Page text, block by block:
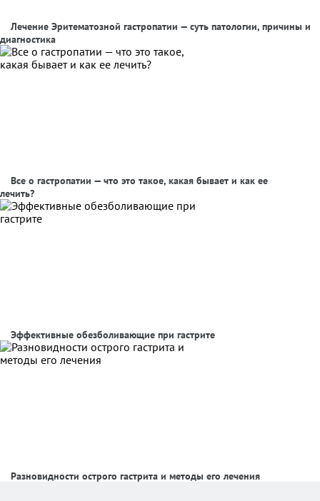
Лечение Эритематозной гастропатии — суть патологии, причины и
диагностика
Все о гастропатии — что это такое, какая бывает и как ее
лечить?
Эффективные обезболивающие при гастрите
Разновидности острого гастрита и методы его лечения